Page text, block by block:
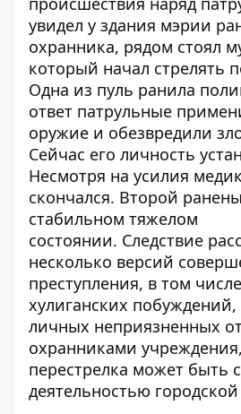
увидел у здания мэрии
охранника, рядом стоял
который начал стрелять
Одна из пуль ранила
ответ патрульные
оружие и обезвредили
Сейчас его личность
Несмотря на усилия
скончался. Второй
стабильном тяжелом
состоянии. Следствие
несколько версий
преступления, в том
хулиганских
личных неприязненных
охранниками
перестрелка может быть
деятельностью городской